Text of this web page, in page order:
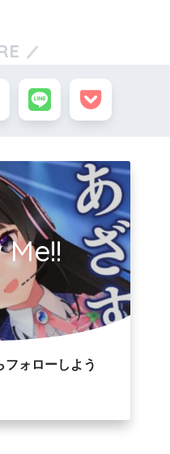
フォローしよう